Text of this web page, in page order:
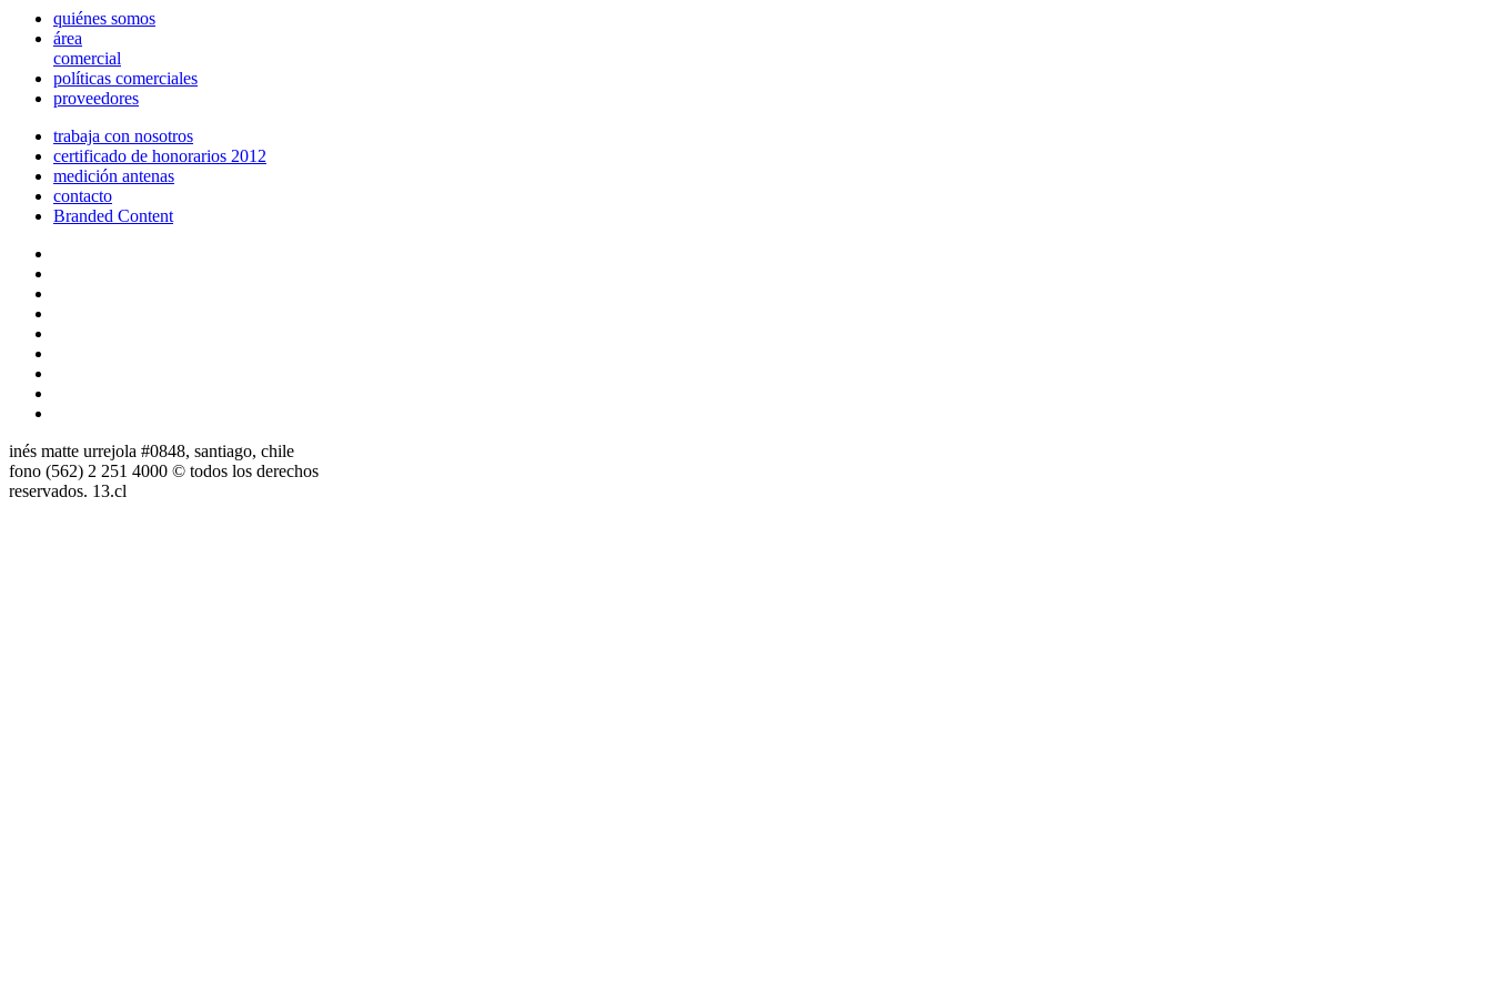
quiénes somos
área
comercial
políticas comerciales
proveedores
trabaja con nosotros
certificado de honorarios 2012
medición antenas
contacto
Branded Content
inés matte urrejola #0848, santiago, chile
fono (562) 2 251 4000 © todos los derechos
reservados. 13.cl